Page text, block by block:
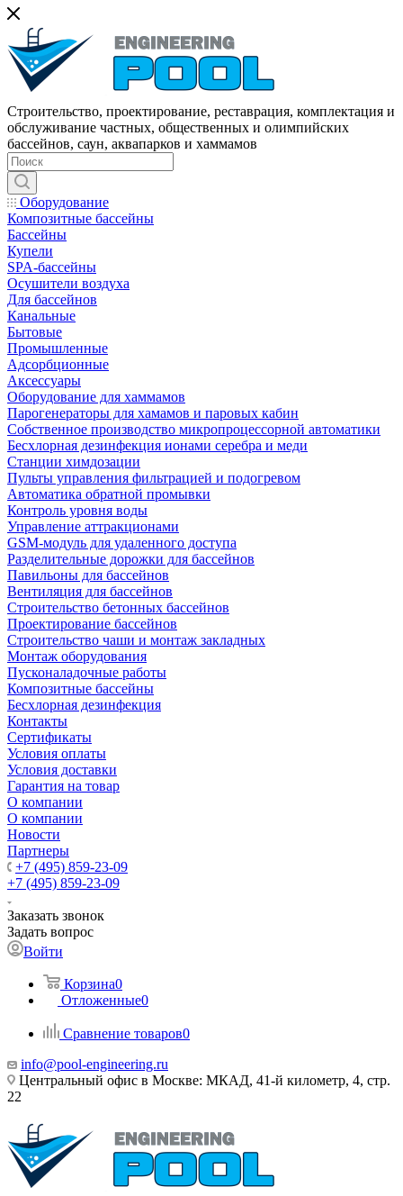
Строительство, проектирование, реставрация, комплектация и
обслуживание частных, общественных и олимпийских
бассейнов, саун, аквапарков и хаммамов
Оборудование
Композитные бассейны
Бассейны
Купели
SPA-бассейны
Осушители воздуха
Для бассейнов
Канальные
Бытовые
Промышленные
Адсорбционные
Аксессуары
Оборудование для хаммамов
Парогенераторы для хамамов и паровых кабин
Собственное производство микропроцессорной автоматики
Беcхлорная дезинфекция ионами серебра и меди
Станции химдозации
Пульты управления фильтрацией и подогревом
Автоматика обратной промывки
Контроль уровня воды
Управление аттракционами
GSM-модуль для удаленного доступа
Разделительные дорожки для бассейнов
Павильоны для бассейнов
Вентиляция для бассейнов
Строительство бетонных бассейнов
Проектирование бассейнов
Строительство чаши и монтаж закладных
Монтаж оборудования
Пусконаладочные работы
Композитные бассейны
Бесхлорная дезинфекция
Контакты
Сертификаты
Условия оплаты
Условия доставки
Гарантия на товар
О компании
О компании
Новости
Партнеры
+7 (495) 859-23-09
+7 (495) 859-23-09
Заказать звонок
Задать вопрос
Войти
Корзина0
Отложенные0
Сравнение товаров0
info@pool-engineering.ru
Центральный офис в Москве: МКАД, 41-й километр, 4, стр.
22